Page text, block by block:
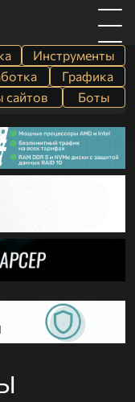
Инструменты
Графика
сайтов Боты